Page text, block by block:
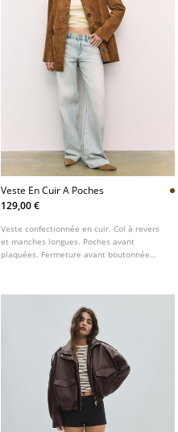
Veste En Cuir A Poches
129,00 €
Veste confectionnée en cuir. Col à revers
et manches longues. Poches avant
plaquées. Fermeture avant boutonnée